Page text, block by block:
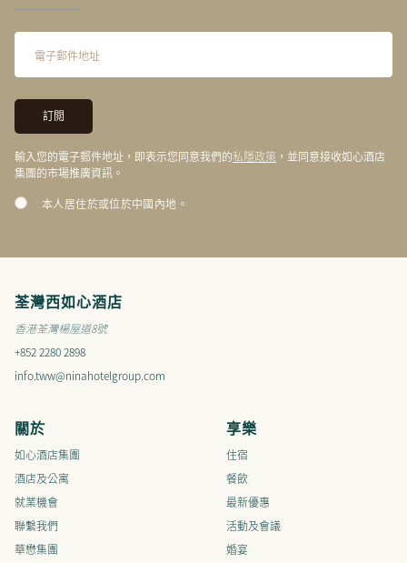
輸入您的電子郵件地址，即表示您同意我們的 私隱政策 ，並同意接收如心酒店
集團的市場推廣資訊。
本人居住於或位於中國內地。
荃灣西如心酒店
香港荃灣楊屋道8號
+852 2280 2898
info.tww@ninahotelgroup.com
關於
如心酒店集團
酒店及公寓
就業機會
聯繫我們
華懋集團
享樂
住宿
餐飲
最新優惠
活動及會議
婚宴